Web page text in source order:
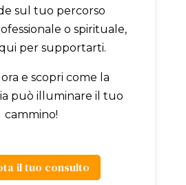
sul tuo percorso
o spirituale,
qui per supportarti.
e scopri come la
può illuminare il tuo
cammino!
il tuo consulto